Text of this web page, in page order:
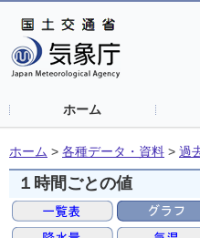
ホーム
ホーム > 各種データ・資料 > 過
１時間ごとの値